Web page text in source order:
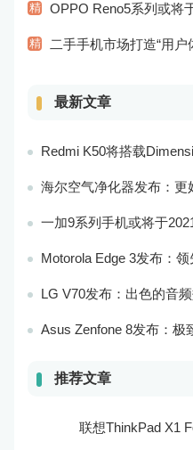
精 OPPO Reno5系列或将于年底
精 二手手机市场打造“用户体验”
最新文章
Redmi K50将搭载Dimensity
海尔空气净化器发布：更好的净化
一加9系列手机或将于2021年发布，预
Motorola Edge 3发布：领先的
LG V70发布：出色的音频
Asus Zenfone 8发布：极致的性
推荐文章